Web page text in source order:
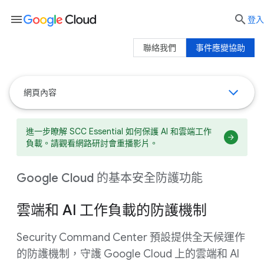
網頁內容
進一步瞭解 SCC Essential 如何保護 AI 和雲端工作
負載。請觀看網路研討會重播影片。
Google Cloud 的基本安全防護功能
雲端和 AI 工作負載的防護機制
Security Command Center 預設提供全天候運作
的防護機制，守護 Google Cloud 上的雲端和 AI
menu  登入
事件應變協助
聯絡我們